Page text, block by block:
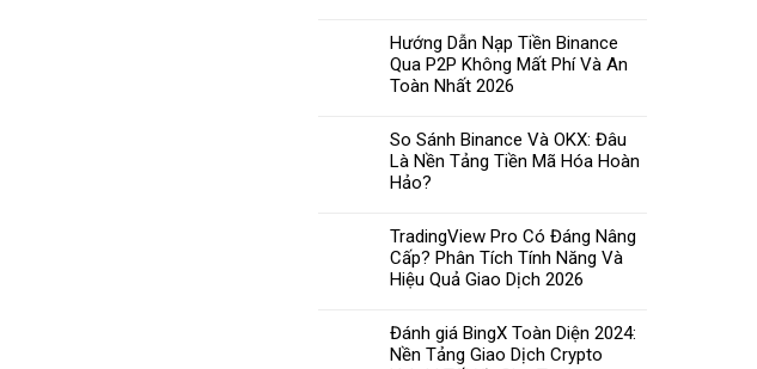
Hướng Dẫn Nạp Tiền Binance
Qua P2P Không Mất Phí Và An
Toàn Nhất 2026
So Sánh Binance Và OKX: Đâu
Là Nền Tảng Tiền Mã Hóa Hoàn
Hảo?
TradingView Pro Có Đáng Nâng
Cấp? Phân Tích Tính Năng Và
Hiệu Quả Giao Dịch 2026
Đánh giá BingX Toàn Diện 2024:
Nền Tảng Giao Dịch Crypto